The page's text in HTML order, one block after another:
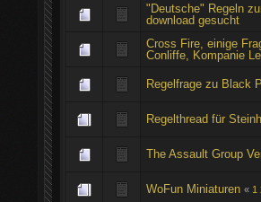
"Deutsche" Regeln
download gesucht
Cross Fire, einige
Conliffe, Kompanie
Regelfrage zu Black
Regelthread für
The Assault Group
WoFun Miniaturen « 1